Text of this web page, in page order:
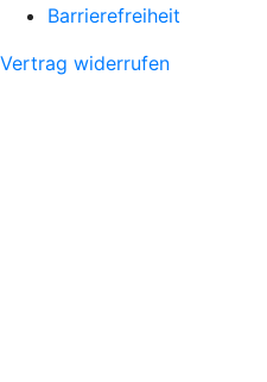
Barrierefreiheit
Vertrag widerrufen